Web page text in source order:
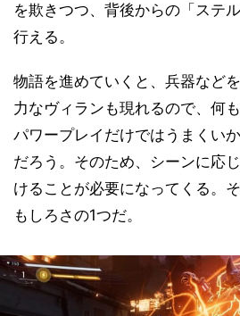
を欺きつつ、背後からの「ステ
行える。
物語を進めていくと、兵器など
力なヴィランも現れるので、何
パワープレイだけではうまくい
だろう。そのため、シーンに応
けることが必要になってくる。
もしろさの1つだ。